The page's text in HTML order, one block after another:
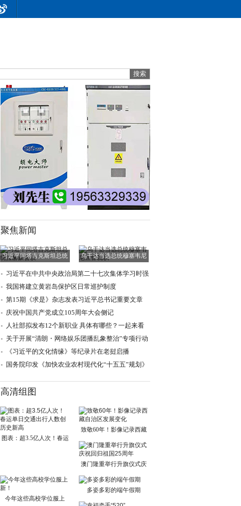
聚焦新闻
习近平同塔吉克斯坦总统
乌干达当选总统穆塞韦尼
习近平在中共中央政治局第二十七次集体学习时强
调 强化政治引领
我国将建立黄岩岛保护区日常巡护制度
第15期《求是》杂志发表习近平总书记重要文章
庆祝中国共产党成立105周年大会侧记
人社部拟发布12个新职业 具体有哪些？一起来看
→
关于开展“清朗・网络娱乐团播乱象整治”专项行动
的通知
《习近平的文化情缘》等纪录片在老挝启播
国务院印发《加快农业农村现代化“十五五”规划》
高清组图
图表：超3.5亿人次！春运
致敬60年！影像记录西藏
自治区发展变化
澳门隆重举行升旗仪式庆
祝回归祖国25周
今年这些高校学位服上
多姿多彩的端午假期